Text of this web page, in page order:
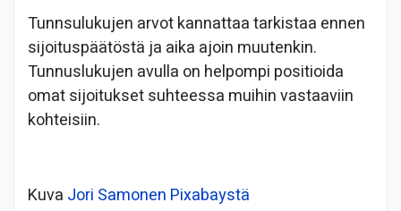
Tunnsulukujen arvot kannattaa tarkistaa ennen
sijoituspäätöstä ja aika ajoin muutenkin.
Tunnuslukujen avulla on helpompi positioida
omat sijoitukset suhteessa muihin vastaaviin
kohteisiin.
Kuva Jori Samonen Pixabaystä